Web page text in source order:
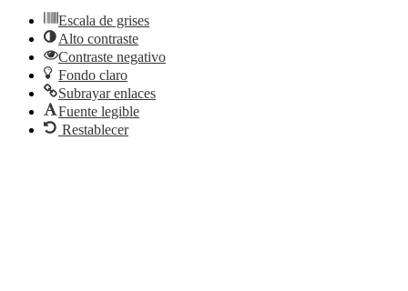
Escala de grises
Alto contraste
Contraste negativo
Fondo claro
Subrayar enlaces
Fuente legible
Restablecer